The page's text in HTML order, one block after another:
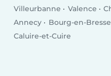
Villeurbanne
Valence
Annecy
Bourg-en-Bresse
Caluire-et-Cuire